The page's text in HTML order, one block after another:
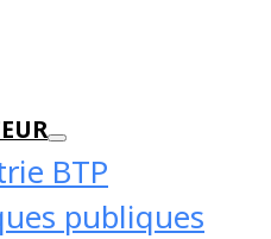
BTP
publiques